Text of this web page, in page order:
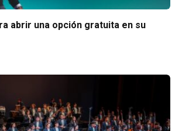
abrir una opción gratuita en su